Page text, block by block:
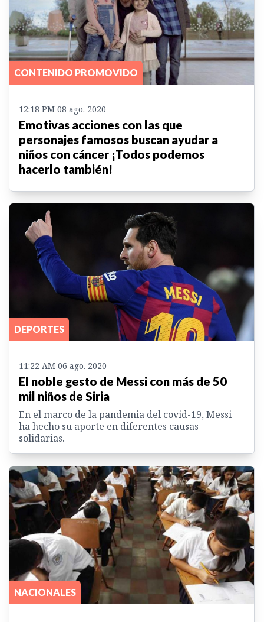
CONTENIDO PROMOVIDO
12:18 PM 08 ago. 2020
Emotivas acciones con las que
personajes famosos buscan ayudar a
niños con cáncer ¡Todos podemos
hacerlo también!
DEPORTES
11:22 AM 06 ago. 2020
El noble gesto de Messi con más de 50
mil niños de Siria
En el marco de la pandemia del covid-19, Messi
ha hecho su aporte en diferentes causas
solidarias.
NACIONALES